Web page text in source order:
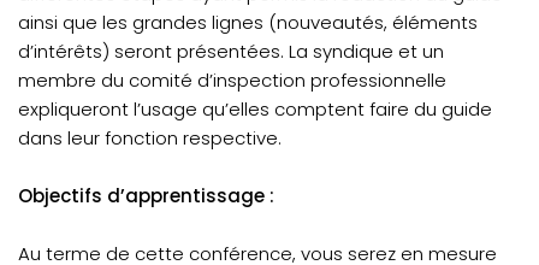
ainsi que les grandes lignes (nouveautés, éléments
d’intérêts) seront présentées. La syndique et un
membre du comité d’inspection professionnelle
expliqueront l’usage qu’elles comptent faire du guide
dans leur fonction respective.
Objectifs d’apprentissage :
Au terme de cette conférence, vous serez en mesure